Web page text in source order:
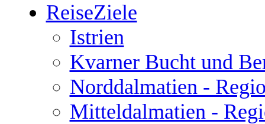
ReiseZiele
Istrien
Kvarner Bucht und
Norddalmatien -
Mitteldalmatien -